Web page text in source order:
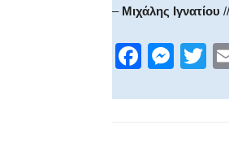
– Μιχάλης Ιγνατίου
F
c
M
ss
T
tt